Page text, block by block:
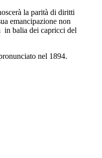
la parità di diritti
emancipazione non
in balia dei capricci del
nel 1894.